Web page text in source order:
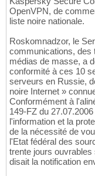
OpenVPN, de
liste noire nationale.
Roskomnadzor, le
communications, des
médias de masse, a
conformité à ces 10
serveurs en Russie,
noire Internet »
Conformément à
149-FZ du
l'information et la
de la nécessité de
l'Etat fédéral des
trente jours
disait la notification